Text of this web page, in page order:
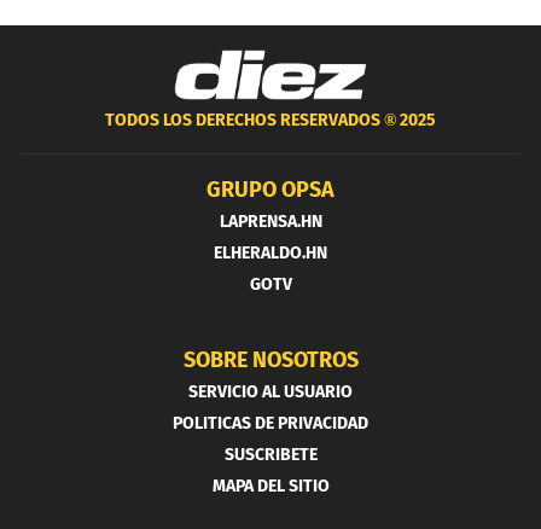
TODOS LOS DERECHOS RESERVADOS ®2025
GRUPO OPSA
LAPRENSA.HN
ELHERALDO.HN
GOTV
SOBRE NOSOTROS
SERVICIO AL USUARIO
POLITICAS DE PRIVACIDAD
SUSCRIBETE
MAPA DEL SITIO